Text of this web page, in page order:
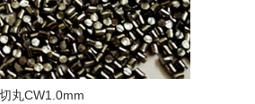
丸CW1.0mm